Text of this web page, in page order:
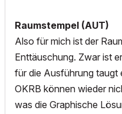
Raumstempel (AUT)
Also für mich ist der
Enttäuschung. Zwar ist
für die Ausführung taugt
OKRB können wieder
was die Graphische